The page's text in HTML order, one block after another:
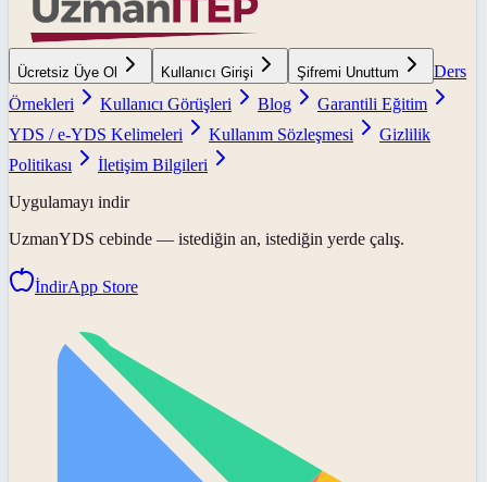
Ücretsiz Üye Ol Kullanıcı Girişi Şifremi Unuttum
Ders
Örnekleri
Kullanıcı Görüşleri Blog
Garantili Eğitim
YDS / e-YDS Kelimeleri
Kullanım Sözleşmesi
Gizlilik
Politikası
İletişim Bilgileri
Uygulamayı indir
UzmanYDS cebinde — istediğin an, istediğin yerde çalış.
İndirApp Store